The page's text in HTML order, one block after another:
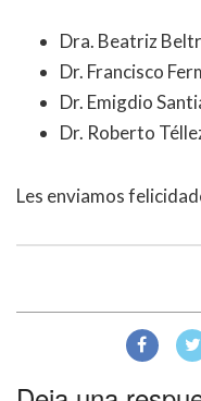
Dra. Beatriz
Dr. Francisco
Dr. Emigdio
Dr. Roberto
Les enviamos